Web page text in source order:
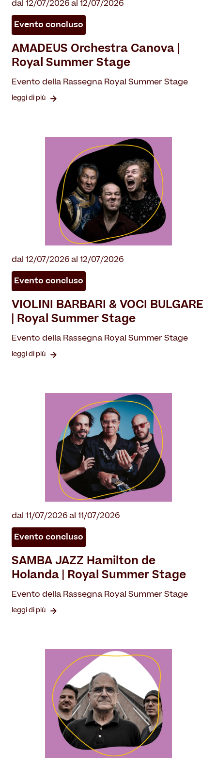
dal 12/07/2026 al 12/07/2026
Evento concluso
AMADEUS Orchestra Canova |
Royal Summer Stage
Evento della Rassegna Royal Summer Stage
leggi di più
dal 12/07/2026 al 12/07/2026
Evento concluso
VIOLINI BARBARI & VOCI BULGARE
| Royal Summer Stage
Evento della Rassegna Royal Summer Stage
leggi di più
dal 11/07/2026 al 11/07/2026
Evento concluso
SAMBA JAZZ Hamilton de
Holanda | Royal Summer Stage
Evento della Rassegna Royal Summer Stage
leggi di più